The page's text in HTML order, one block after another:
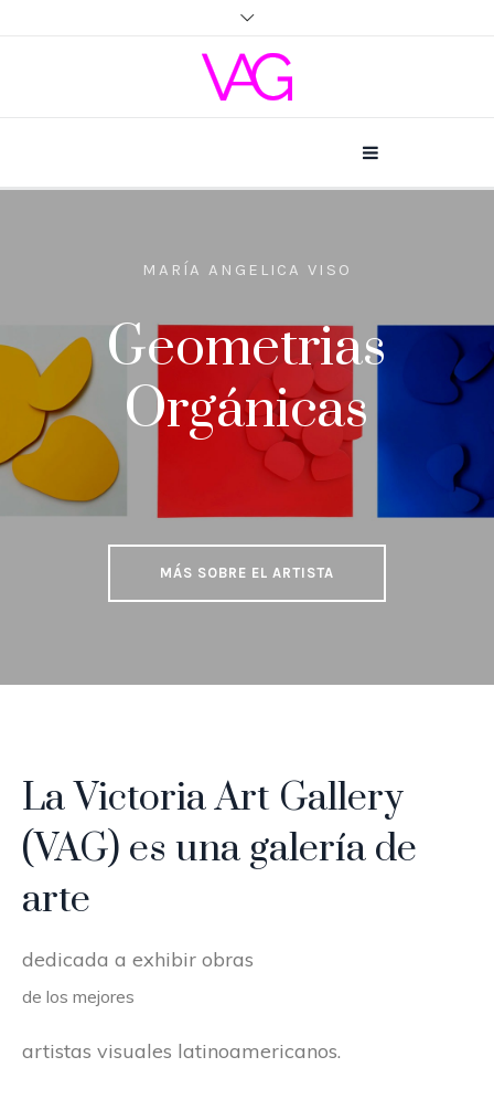
MÁS SOBRE EL ARTISTA
MARÍA ANGELICA VISO
Geometrias
Orgánicas
La Victoria Art Gallery
(VAG) es una galería de
arte
dedicada a exhibir obras
de los mejores
artistas visuales latinoamericanos.